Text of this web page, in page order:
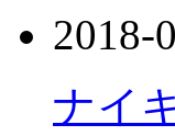
2018-
ナイ